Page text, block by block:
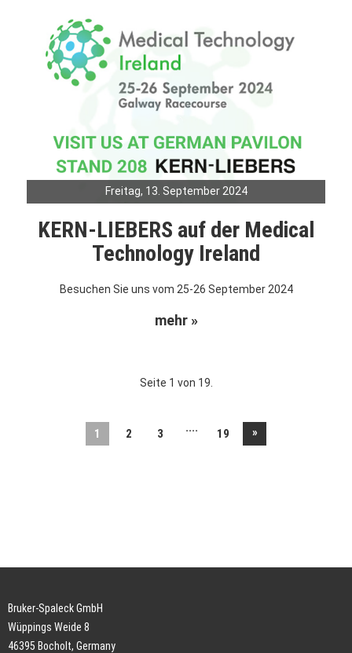
Freitag, 13. September 2024
KERN-LIEBERS auf der Medical
Technology Ireland
Besuchen Sie uns vom 25-26 September 2024
mehr »
Seite 1 von 19.
1 2 3 .... 19 »
Bruker-Spaleck GmbH
Wüppings Weide 8
46395 Bocholt, Germany